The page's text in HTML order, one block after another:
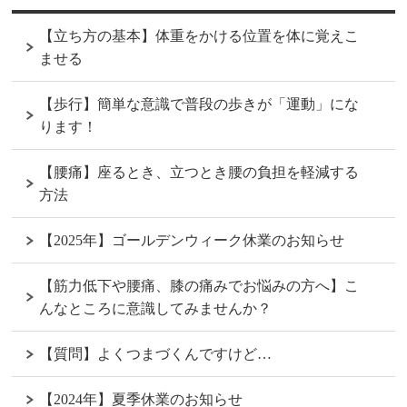
【立ち方の基本】体重をかける位置を体に覚えこ
ませる
【歩行】簡単な意識で普段の歩きが「運動」にな
ります！
【腰痛】座るとき、立つとき腰の負担を軽減する
方法
【2025年】ゴールデンウィーク休業のお知らせ
【筋力低下や腰痛、膝の痛みでお悩みの方へ】こ
んなところに意識してみませんか？
【質問】よくつまづくんですけど…
【2024年】夏季休業のお知らせ